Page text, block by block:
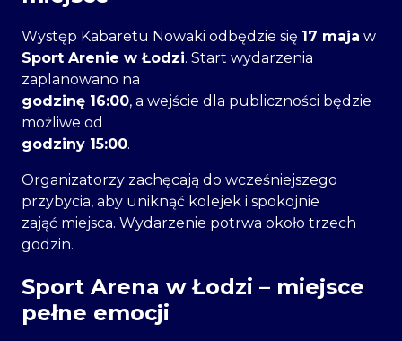
Występ Kabaretu Nowaki odbędzie się 17 maja w
Sport Arenie w Łodzi. Start wydarzenia
zaplanowano na
godzinę 16:00, a wejście dla publiczności będzie
możliwe od
godziny 15:00.
Organizatorzy zachęcają do wcześniejszego
przybycia, aby uniknąć kolejek i spokojnie
zająć miejsca. Wydarzenie potrwa około trzech
godzin.
Sport Arena w Łodzi – miejsce
pełne emocji